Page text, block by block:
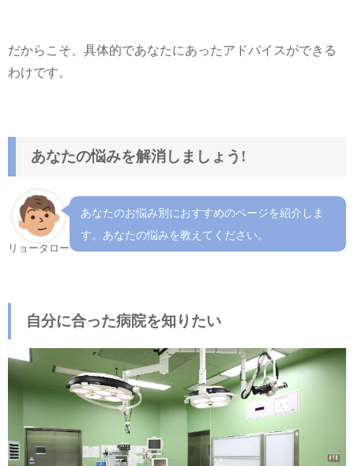
だからこそ、具体的であなたにあったアドバイスができる
わけです。
あなたの悩みを解消しましょう!
リョータロー
あなたのお悩み別におすすめのページを紹介しま
す。あなたの悩みを教えてください。
自分に合った病院を知りたい